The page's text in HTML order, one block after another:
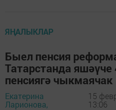
ЯҢАЛЫКЛАР
Быел пенсия
Татарстанда
пенсиягә чыкмаячак
Екатерина
Ларионова,
15
13:06